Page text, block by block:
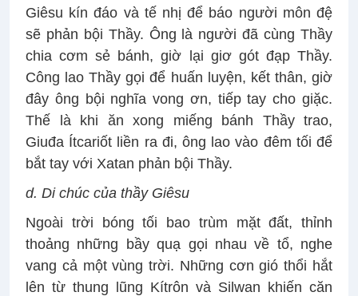
Giêsu kín đáo và tế nhị để báo người môn đệ
sẽ phản bội Thầy. Ông là người đã cùng Thầy
chia cơm sẻ bánh, giờ lại giơ gót đạp Thầy.
Công lao Thầy gọi để huấn luyện, kết thân, giờ
đây ông bội nghĩa vong ơn, tiếp tay cho giặc.
Thế là khi ăn xong miếng bánh Thầy trao,
Giuđa Ítcariốt liền ra đi, ông lao vào đêm tối để
bắt tay với Xatan phản bội Thầy.
d. Di chúc của thầy Giêsu
Ngoài trời bóng tối bao trùm mặt đất, thỉnh
thoảng những bầy quạ gọi nhau về tổ, nghe
vang cả một vùng trời. Những cơn gió thổi hắt
lên từ thung lũng Kítrôn và Silwan khiến căn